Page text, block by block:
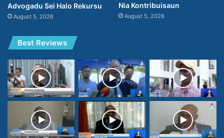
Advogadu Sei Halo Rekursu
August 5, 2026
Nia Kontribuisaun
August 5, 2026
Best Reviews